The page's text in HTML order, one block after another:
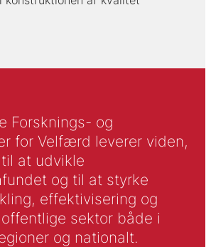
Forsknings- og
for Velfærd leverer viden,
at udvikle
og til at styrke
effektivisering og
sektor både i
og nationalt.